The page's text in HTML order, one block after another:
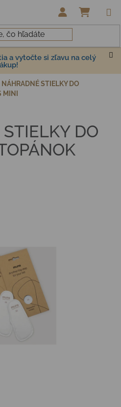
a vytočte si zľavu na celý
NÁHRADNÉ STIELKY DO
MINI
DO